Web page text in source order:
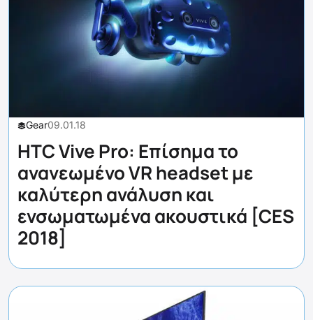
Gear09.01.18
HTC Vive Pro: Επίσημα το
ανανεωμένο VR headset με
καλύτερη ανάλυση και
ενσωματωμένα ακουστικά [CES
2018]